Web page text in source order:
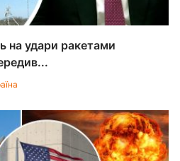
на удари ракетами